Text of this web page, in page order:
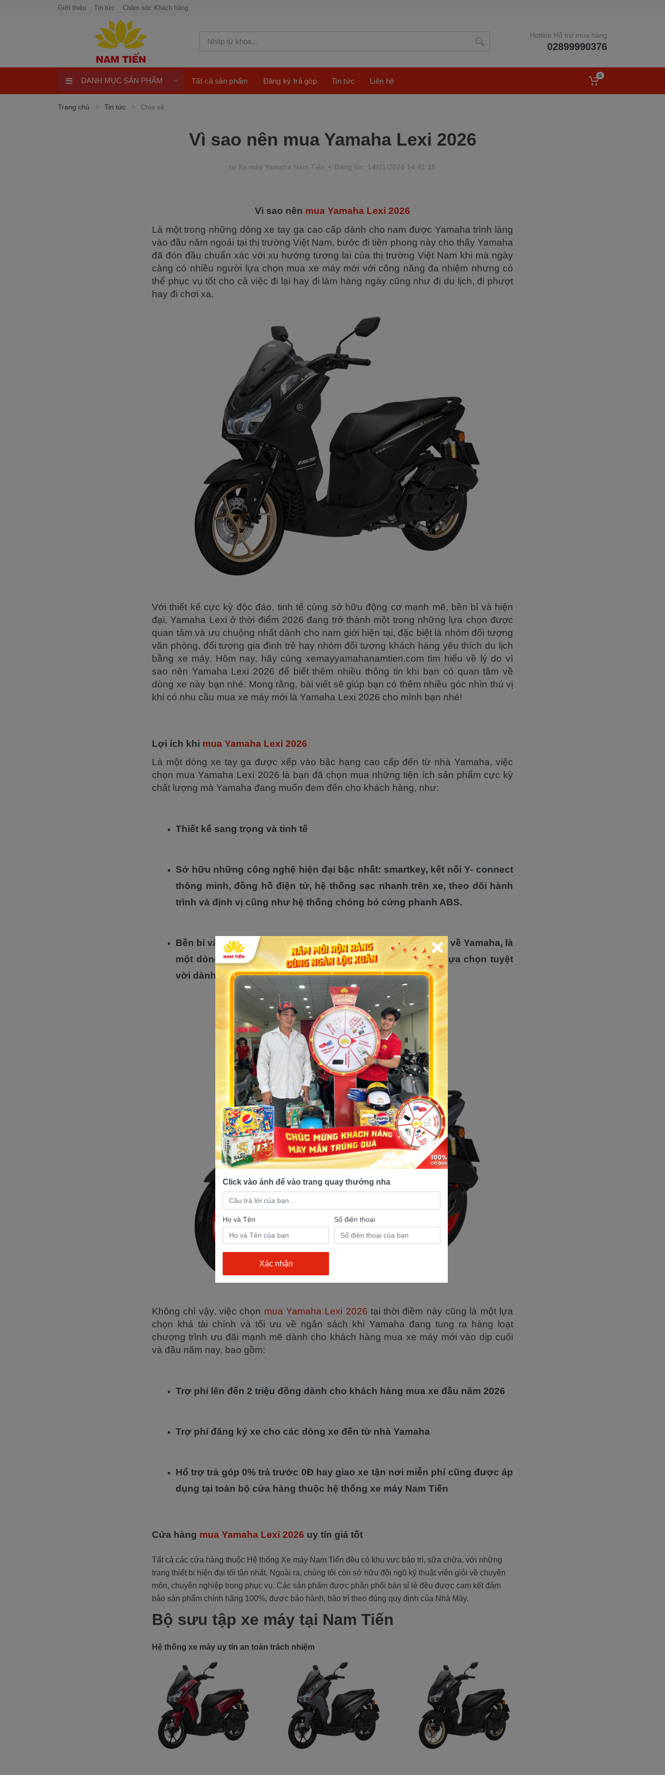
Giới thiệu Tin tức Chăm sóc Khách hàng
Hotline Hỗ trợ mua hàng
02899990376
Xe Tay Côn
DANH MỤC SẢN PHẨM Tất cả sản phẩm Đăng ký trả góp Tin tức Liên hệ
0
Trang chủ Tin tức Chia sẻ
Vì sao nên mua Yamaha Lexi 2026
từ Xe máy Yamaha Nam Tiến Đăng lúc: 14/01/2026 14:41:15
Vì sao nên mua Yamaha Lexi 2026
Là một trong những dòng xe tay ga cao cấp dành cho nam được Yamaha trình làng
vào đầu năm ngoái tại thị trường Việt Nam, bước đi tiên phong này cho thấy Yamaha
đã đón đầu chuẩn xác với xu hướng tương lai của thị trường Việt Nam khi mà ngày
càng có nhiều người lựa chọn mua xe máy mới với công năng đa nhiệm nhưng có
thể phục vụ tốt cho cả việc đi lại hay đi làm hàng ngày cũng như đi du lịch, đi phượt
hay đi chơi xa.
Với thiết kế cực kỳ độc đáo, tinh tế cùng sở hữu động cơ mạnh mẽ, bền bỉ và hiện
đại, Yamaha Lexi ở thời điểm 2026 đang trở thành một trong những lựa chọn được
quan tâm và ưu chuộng nhất dành cho nam giới hiện tại, đặc biệt là nhóm đối tượng
văn phòng, đối tượng gia đình trẻ hay nhóm đối tượng khách hàng yêu thích du lịch
bằng xe máy. Hôm nay, hãy cùng xemayyamahanamtien.com tìm hiểu về lý do vì
sao nên Yamaha Lexi 2026 để biết thêm nhiều thông tin khi bạn có quan tâm về
dòng xe này bạn nhé. Mong rằng, bài viết sẽ giúp bạn có thêm nhiều góc nhìn thú vị
khi có nhu cầu mua xe máy mới là Yamaha Lexi 2026 cho mình bạn nhé!
Lợi ích khi mua Yamaha Lexi 2026
Là một dòng xe tay ga được xếp vào bậc hạng cao cấp đến từ nhà Yamaha, việc
chọn mua Yamaha Lexi 2026 là bạn đã chọn mua những tiện ích sản phẩm cực kỳ
chất lượng mà Yamaha đang muốn đem đến cho khách hàng, như:
Thiết kế sang trọng và tinh tế
Sở hữu những công nghệ hiện đại bậc nhất: smartkey, kết nối Y- connect
thông minh, đồng hồ điện tử, hệ thống sạc nhanh trên xe, theo dõi hành
trình và định vị cũng như hệ thống chóng bó cứng phanh ABS.
Bền bỉ và mạnh mẽ là những gì mà người ta biết đến khi nói về Yamaha, là
một dòng xe cao cấp từ hãng này, Lexi chắc chắn là một lựa chọn tuyệt
vời dành cho bạn
Không chỉ vậy, việc chọn mua Yamaha Lexi 2026 tại thời điềm này cũng là một lựa
chọn khá tài chính và tối ưu về ngân sách khi Yamaha đang tung ra hàng loạt
chương trình ưu đãi mạnh mẽ dành cho khách hàng mua xe máy mới vào dịp cuối
và đầu năm nay, bao gồm:
Trợ phí lên đến 2 triệu đồng dành cho khách hàng mua xe đầu năm 2026
Trợ phí đăng ký xe cho các dòng xe đến từ nhà Yamaha
Hổ trợ trả góp 0% trả trước 0Đ hay giao xe tận nơi miễn phí cũng được áp
dụng tại toàn bộ cửa hàng thuộc hệ thống xe máy Nam Tiến
Cửa hàng mua Yamaha Lexi 2026 uy tín giá tốt
Tất cả các cửa hàng thuộc Hệ thống Xe máy Nam Tiến đều có khu vực bảo trì, sữa chữa, với những
trang thiết bị hiện đại tối tân nhất. Ngoài ra, chúng tôi còn sở hữu đội ngũ kỹ thuật viên giỏi về chuyên
môn, chuyên nghiệp trong phục vụ. Các sản phẩm được phân phối bán sỉ lẻ đều được cam kết đảm
bảo sản phẩm chính hãng 100%, được bảo hành, bảo trì theo đúng quy định của Nhà Máy.
Bộ sưu tập xe máy tại Nam Tiến
Hệ thống xe máy uy tín an toàn trách nhiệm
Click vào ảnh để vào trang quay thưởng nha
Họ và Tên Số điện thoại